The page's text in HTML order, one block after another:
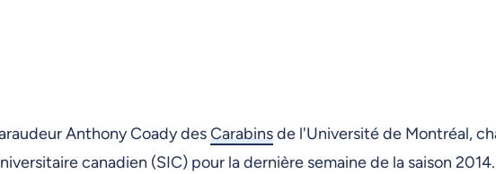
Anthony Coady desCarabinsde l'Université de Montréal,
canadien (SIC) pour la dernière semaine de la saison 2014.